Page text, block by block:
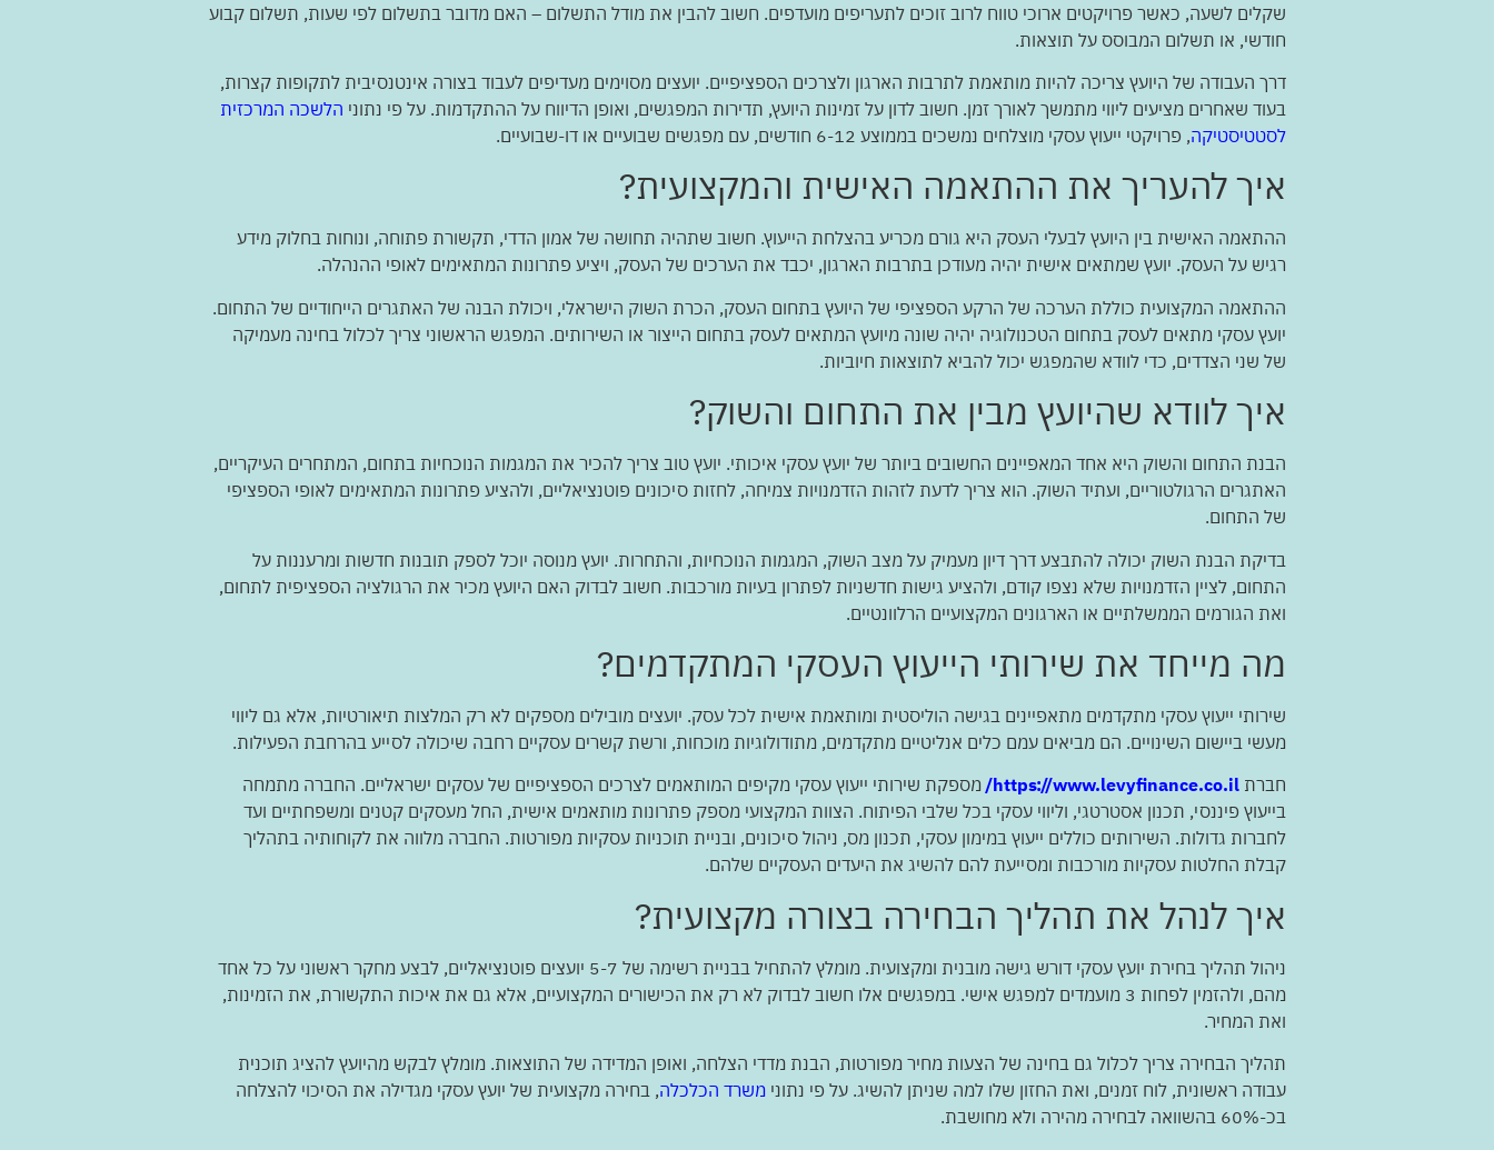
שקלים לשעה, כאשר פרויקטים ארוכי טווח לרוב זוכים לתעריפים מועדפים. חשוב להבין את מודל התשלום – האם מדובר בתשלום לפי שעות, תשלום קבוע
חודשי, או תשלום המבוסס על תוצאות.
דרך העבודה של היועץ צריכה להיות מותאמת לתרבות הארגון ולצרכים הספציפיים. יועצים מסוימים מעדיפים לעבוד בצורה אינטנסיבית לתקופות קצרות,
בעוד שאחרים מציעים ליווי מתמשך לאורך זמן. חשוב לדון על זמינות היועץ, תדירות המפגשים, ואופן הדיווח על ההתקדמות. על פי נתוני הלשכה המרכזית
לסטטיסטיקה, פרויקטי ייעוץ עסקי מוצלחים נמשכים בממוצע 6-12 חודשים, עם מפגשים שבועיים או דו-שבועיים.
איך להעריך את ההתאמה האישית והמקצועית?
ההתאמה האישית בין היועץ לבעלי העסק היא גורם מכריע בהצלחת הייעוץ. חשוב שתהיה תחושה של אמון הדדי, תקשורת פתוחה, ונוחות בחלוק מידע
רגיש על העסק. יועץ שמתאים אישית יהיה מעודכן בתרבות הארגון, יכבד את הערכים של העסק, ויציע פתרונות המתאימים לאופי ההנהלה.
ההתאמה המקצועית כוללת הערכה של הרקע הספציפי של היועץ בתחום העסק, הכרת השוק הישראלי, ויכולת הבנה של האתגרים הייחודיים של התחום.
יועץ עסקי מתאים לעסק בתחום הטכנולוגיה יהיה שונה מיועץ המתאים לעסק בתחום הייצור או השירותים. המפגש הראשוני צריך לכלול בחינה מעמיקה
של שני הצדדים, כדי לוודא שהמפגש יכול להביא לתוצאות חיוביות.
איך לוודא שהיועץ מבין את התחום והשוק?
הבנת התחום והשוק היא אחד המאפיינים החשובים ביותר של יועץ עסקי איכותי. יועץ טוב צריך להכיר את המגמות הנוכחיות בתחום, המתחרים העיקריים,
האתגרים הרגולטוריים, ועתיד השוק. הוא צריך לדעת לזהות הזדמנויות צמיחה, לחזות סיכונים פוטנציאליים, ולהציע פתרונות המתאימים לאופי הספציפי
של התחום.
בדיקת הבנת השוק יכולה להתבצע דרך דיון מעמיק על מצב השוק, המגמות הנוכחיות, והתחרות. יועץ מנוסה יוכל לספק תובנות חדשות ומרעננות על
התחום, לציין הזדמנויות שלא נצפו קודם, ולהציע גישות חדשניות לפתרון בעיות מורכבות. חשוב לבדוק האם היועץ מכיר את הרגולציה הספציפית לתחום,
ואת הגורמים הממשלתיים או הארגונים המקצועיים הרלוונטיים.
מה מייחד את שירותי הייעוץ העסקי המתקדמים?
שירותי ייעוץ עסקי מתקדמים מתאפיינים בגישה הוליסטית ומותאמת אישית לכל עסק. יועצים מובילים מספקים לא רק המלצות תיאורטיות, אלא גם ליווי
מעשי ביישום השינויים. הם מביאים עמם כלים אנליטיים מתקדמים, מתודולוגיות מוכחות, ורשת קשרים עסקיים רחבה שיכולה לסייע בהרחבת הפעילות.
חברת https://www.levyfinance.co.il/ מספקת שירותי ייעוץ עסקי מקיפים המותאמים לצרכים הספציפיים של עסקים ישראליים. החברה מתמחה
בייעוץ פיננסי, תכנון אסטרטגי, וליווי עסקי בכל שלבי הפיתוח. הצוות המקצועי מספק פתרונות מותאמים אישית, החל מעסקים קטנים ומשפחתיים ועד
לחברות גדולות. השירותים כוללים ייעוץ במימון עסקי, תכנון מס, ניהול סיכונים, ובניית תוכניות עסקיות מפורטות. החברה מלווה את לקוחותיה בתהליך
קבלת החלטות עסקיות מורכבות ומסייעת להם להשיג את היעדים העסקיים שלהם.
איך לנהל את תהליך הבחירה בצורה מקצועית?
ניהול תהליך בחירת יועץ עסקי דורש גישה מובנית ומקצועית. מומלץ להתחיל בבניית רשימה של 5-7 יועצים פוטנציאליים, לבצע מחקר ראשוני על כל אחד
מהם, ולהזמין לפחות 3 מועמדים למפגש אישי. במפגשים אלו חשוב לבדוק לא רק את הכישורים המקצועיים, אלא גם את איכות התקשורת, את הזמינות,
ואת המחיר.
תהליך הבחירה צריך לכלול גם בחינה של הצעות מחיר מפורטות, הבנת מדדי הצלחה, ואופן המדידה של התוצאות. מומלץ לבקש מהיועץ להציג תוכנית
עבודה ראשונית, לוח זמנים, ואת החזון שלו למה שניתן להשיג. על פי נתוני משרד הכלכלה, בחירה מקצועית של יועץ עסקי מגדילה את הסיכוי להצלחה
בכ-60% בהשוואה לבחירה מהירה ולא מחושבת.